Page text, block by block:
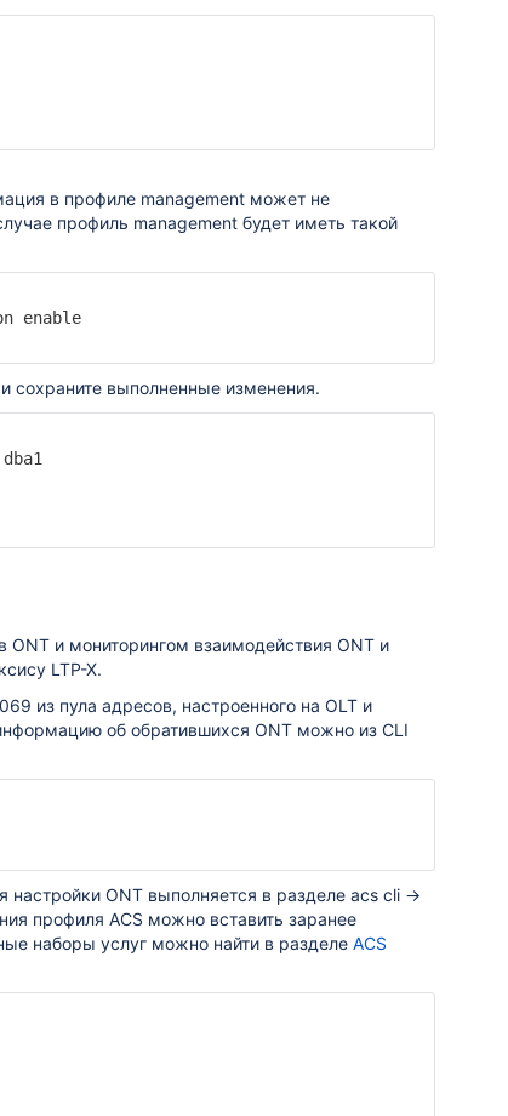
в профиле management может не
профиль management будет иметь такой
enable
сохраните выполненные изменения.
и мониторингом взаимодействия ONT и
LTP-X.
из пула адресов, настроенного на OLT и
об обратившихся ONT можно из CLI
ONT выполняется в разделе acs cli →
профиля ACS можно вставить заранее
наборы услуг можно найти в разделе ACS